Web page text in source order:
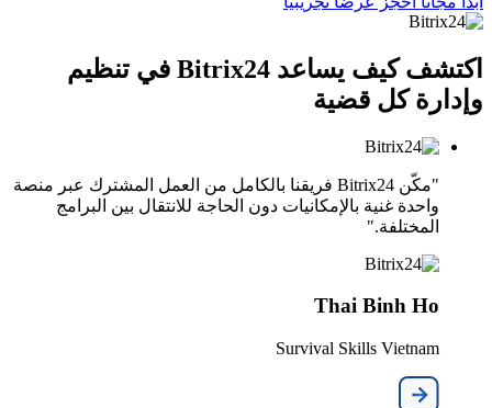
اكتشف كيف يساعد Bitrix24 في تنظيم
وإدارة كل قضية
"مكّن Bitrix24 فريقنا بالكامل من العمل المشترك عبر منصة
واحدة غنية بالإمكانيات دون الحاجة للانتقال بين البرامج
المختلفة."
Thai Binh Ho
Survival Skills Vietnam